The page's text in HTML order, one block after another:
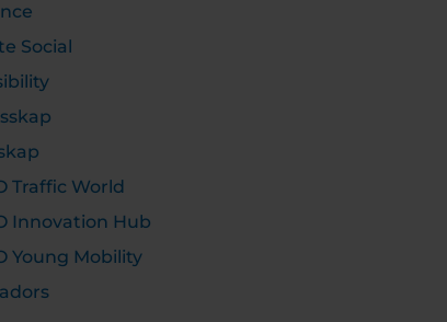
Social
Traffic World
Innovation Hub
Young Mobility